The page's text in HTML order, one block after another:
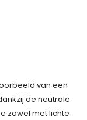
van een
de neutrale
zowel met lichte